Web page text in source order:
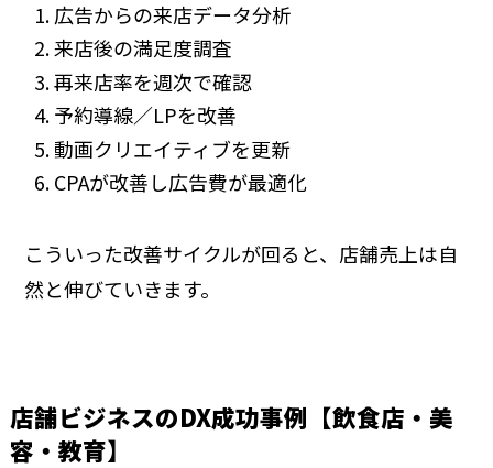
広告からの来店データ分析
来店後の満足度調査
再来店率を週次で確認
予約導線／LPを改善
動画クリエイティブを更新
CPAが改善し広告費が最適化
こういった改善サイクルが回ると、店舗売上は自
然と伸びていきます。
店舗ビジネスのDX成功事例【飲食店・美
容・教育】